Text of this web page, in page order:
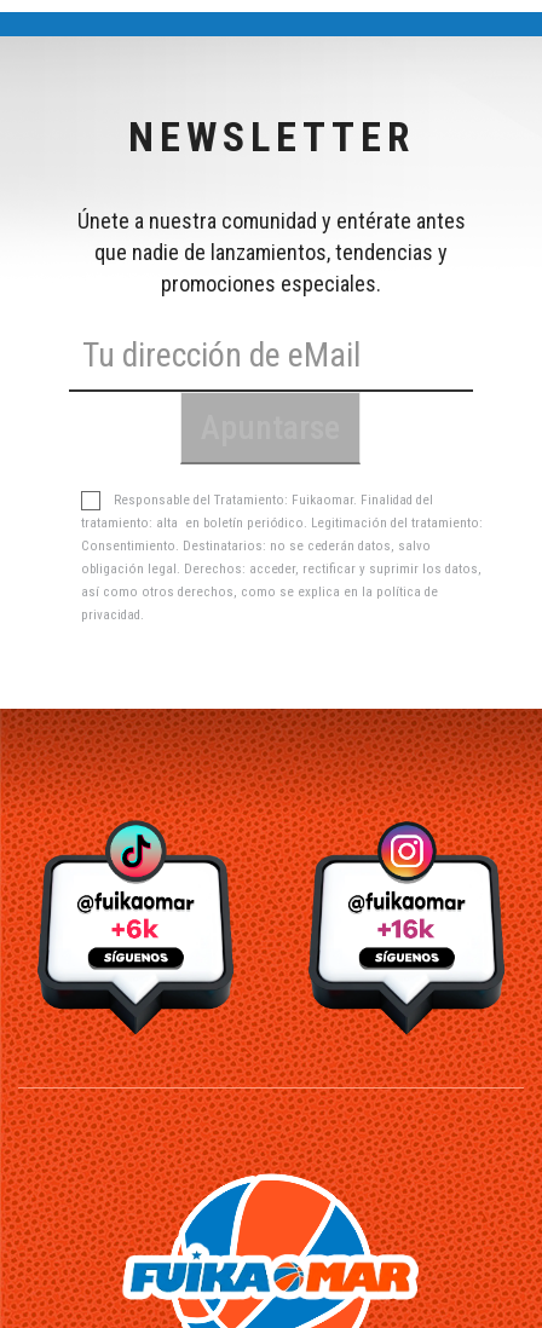
NEWSLETTER
Únete a nuestra comunidad y entérate antes
que nadie de lanzamientos, tendencias y
promociones especiales.
Responsable del Tratamiento: Fuikaomar. Finalidad del
tratamiento: alta en boletín periódico. Legitimación del tratamiento:
Consentimiento. Destinatarios: no se cederán datos, salvo
obligación legal. Derechos: acceder, rectificar y suprimir los datos,
así como otros derechos, como se explica en la política de
privacidad .